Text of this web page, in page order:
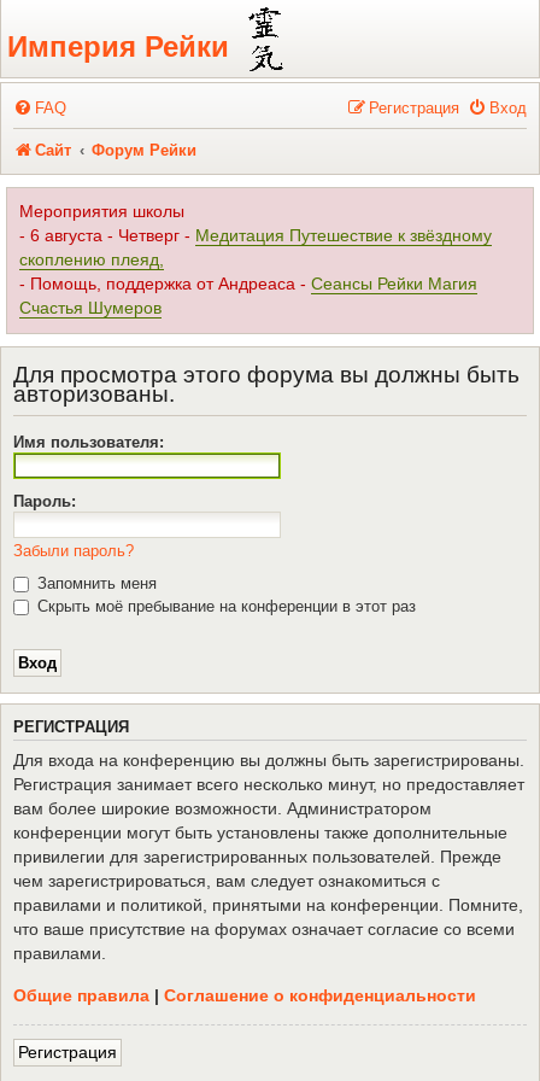
Регистрация
Империя Рейки
FAQ Вход
Регистрация
Сайт Форум Рейки
Мероприятия школы
- 6 августа - Четверг - Медитация Путешествие к звёздному
скоплению плеяд,
- Помощь, поддержка от Андреаса - Сеансы Рейки Магия
Счастья Шумеров
Для просмотра этого форума вы должны быть
авторизованы.
Имя пользователя:
Пароль:
Забыли пароль?
Запомнить меня
Скрыть моё пребывание на конференции в этот раз
РЕГИСТРАЦИЯ
Для входа на конференцию вы должны быть зарегистрированы.
Регистрация занимает всего несколько минут, но предоставляет
вам более широкие возможности. Администратором
конференции могут быть установлены также дополнительные
привилегии для зарегистрированных пользователей. Прежде
чем зарегистрироваться, вам следует ознакомиться с
правилами и политикой, принятыми на конференции. Помните,
что ваше присутствие на форумах означает согласие со всеми
правилами.
Общие правила | Соглашение о конфиденциальности
Регистрация